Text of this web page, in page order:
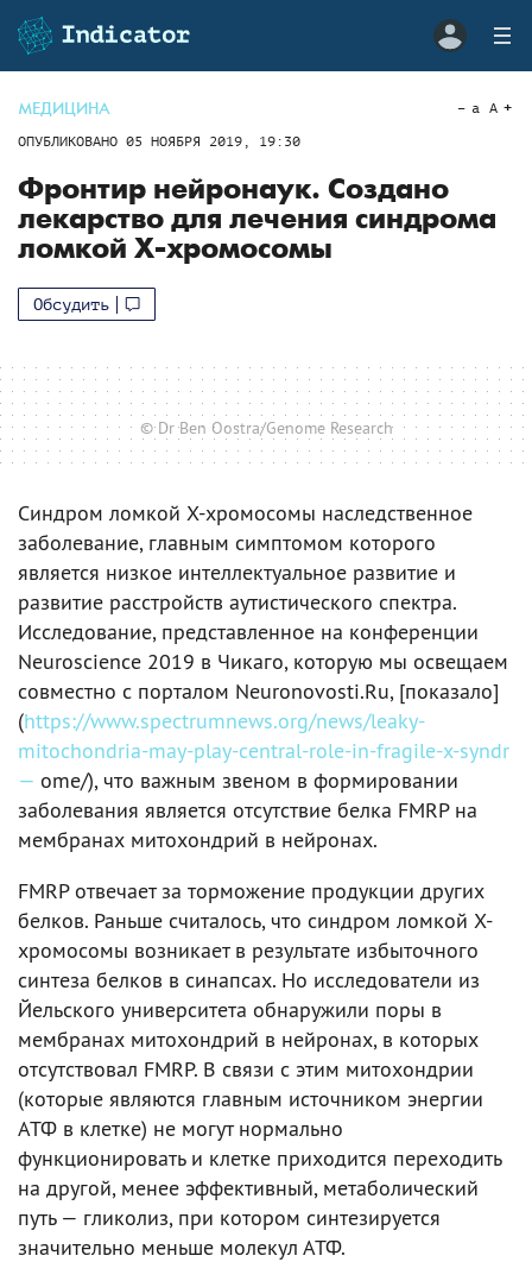
МЕДИЦИНА
ОПУБЛИКОВАНО 05 НОЯБРЯ 2019, 19:30
a A
Фронтир нейронаук. Создано
лекарство для лечения синдрома
ломкой X-хромосомы
Обсудить
© Dr Ben Oostra/Genome Research
Синдром ломкой X-хромосомы наследственное
заболевание, главным симптомом которого
является низкое интеллектуальное развитие и
развитие расстройств аутистического спектра.
Исследование, представленное на конференции
Neuroscience 2019 в Чикаго, которую мы освещаем
совместно с порталом Neuronovosti.Ru, [показало]
(https://www.spectrumnews.org/news/leaky-
mitochondria-may-play-central-role-in-fragile-x-syndr
— ome/), что важным звеном в формировании
заболевания является отсутствие белка FMRP на
мембранах митохондрий в нейронах.
FMRP отвечает за торможение продукции других
белков. Раньше считалось, что синдром ломкой Х-
хромосомы возникает в результате избыточного
синтеза белков в синапсах. Но исследователи из
Йельского университета обнаружили поры в
мембранах митохондрий в нейронах, в которых
отсутствовал FMRP. В связи с этим митохондрии
(которые являются главным источником энергии
АТФ в клетке) не могут нормально
функционировать и клетке приходится переходить
на другой, менее эффективный, метаболический
путь — гликолиз, при котором синтезируется
значительно меньше молекул АТФ.